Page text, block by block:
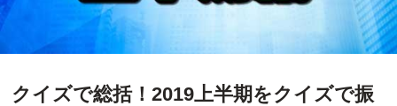
クイズで総括！2019上半期をクイズで振